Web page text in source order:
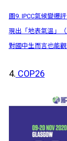
圖9. IPCC氣候變遷
現出「地表氣溫」
對國中生而言也能
4. COP26